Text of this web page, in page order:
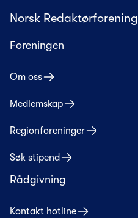
Norsk Redaktørforening
Foreningen
Om oss
Medlemskap
Regionforeninger
Søk stipend
Rådgivning
Kontakt hotline